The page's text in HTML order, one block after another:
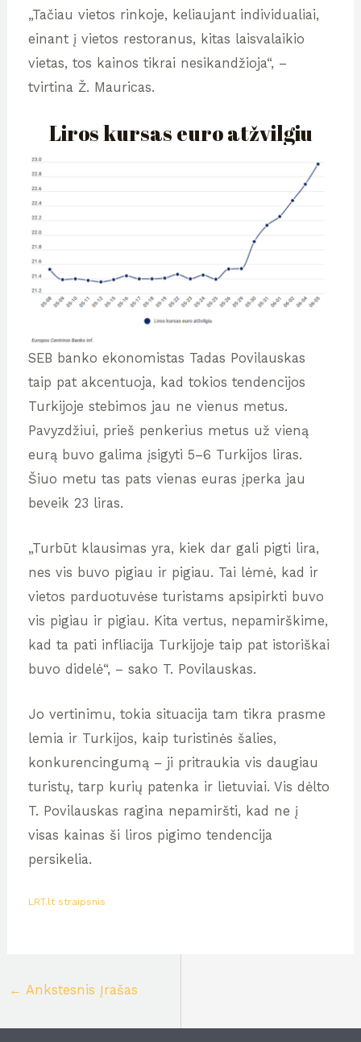
„Tačiau vietos rinkoje, keliaujant individualiai,
einant į vietos restoranus, kitas laisvalaikio
vietas, tos kainos tikrai nesikandžioja“, –
tvirtina Ž. Mauricas.
Liros kursas euro atžvilgiu
SEB banko ekonomistas Tadas Povilauskas
taip pat akcentuoja, kad tokios tendencijos
Turkijoje stebimos jau ne vienus metus.
Pavyzdžiui, prieš penkerius metus už vieną
eurą buvo galima įsigyti 5–6 Turkijos liras.
Šiuo metu tas pats vienas euras įperka jau
beveik 23 liras.
„Turbūt klausimas yra, kiek dar gali pigti lira,
nes vis buvo pigiau ir pigiau. Tai lėmė, kad ir
vietos parduotuvėse turistams apsipirkti buvo
vis pigiau ir pigiau. Kita vertus, nepamirškime,
kad ta pati infliacija Turkijoje taip pat istoriškai
buvo didelė“, – sako T. Povilauskas.
Jo vertinimu, tokia situacija tam tikra prasme
lemia ir Turkijos, kaip turistinės šalies,
konkurencingumą – ji pritraukia vis daugiau
turistų, tarp kurių patenka ir lietuviai. Vis dėlto
T. Povilauskas ragina nepamiršti, kad ne į
visas kainas ši liros pigimo tendencija
persikelia.
LRT.lt straipsnis
← Ankstesnis Įrašas